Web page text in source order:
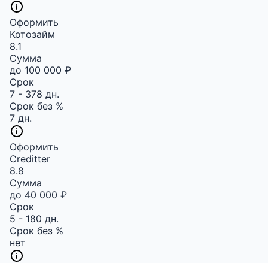
Оформить
Котозайм
8.1
Сумма
до 100 000 ₽
Срок
7 - 378 дн.
Срок без %
7 дн.
Оформить
Creditter
8.8
Сумма
до 40 000 ₽
Срок
5 - 180 дн.
Срок без %
нет